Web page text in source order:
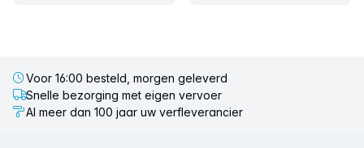
Voor 16:00 besteld, morgen geleverd
Snelle bezorging met eigen vervoer
Al meer dan 100 jaar uw verfleverancier